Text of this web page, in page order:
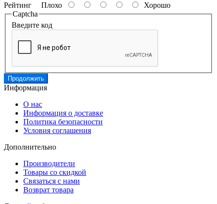
Рейтинг Плохо
Хорошо
Captcha
Введите код
Продолжить
Информация
О нас
Информация о доставке
Политика безопасности
Условия соглашения
Дополнительно
Производители
Товары со скидкой
Связаться с нами
Возврат товара